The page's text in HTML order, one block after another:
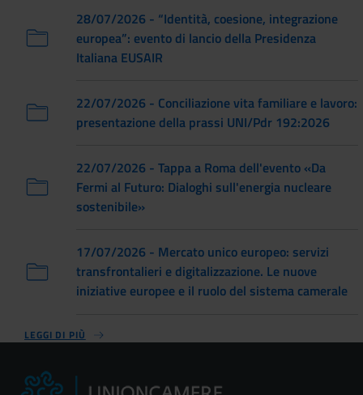
28/07/2026 - “Identità, coesione, integrazione
europea”: evento di lancio della Presidenza
Italiana EUSAIR
22/07/2026 - Conciliazione vita familiare e lavoro:
presentazione della prassi UNI/Pdr 192:2026
22/07/2026 - Tappa a Roma dell'evento «Da
Fermi al Futuro: Dialoghi sull'energia nucleare
sostenibile»
17/07/2026 - Mercato unico europeo: servizi
transfrontalieri e digitalizzazione. Le nuove
iniziative europee e il ruolo del sistema camerale
LEGGI DI PIÙ